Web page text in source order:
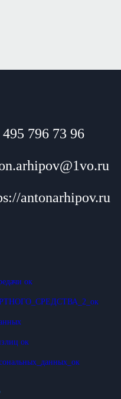
796 73 96
antonarhipov.ru
ок
ок